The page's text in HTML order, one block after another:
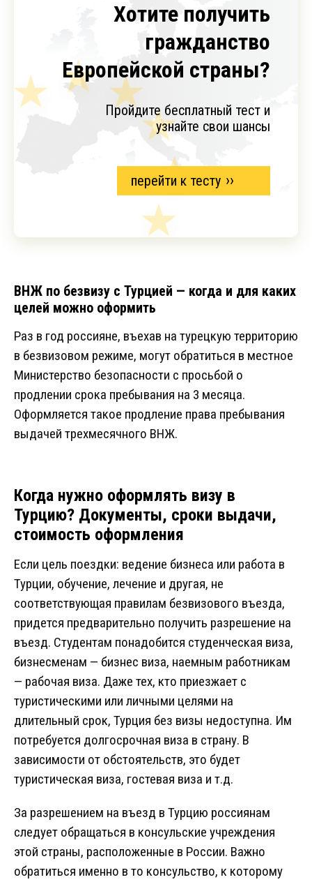
Хотите получить
гражданство
Европейской страны?
Пройдите бесплатный тест и
узнайте свои шансы
перейти к тесту
ВНЖ по безвизу с Турцией — когда и для каких
целей можно оформить
Раз в год россияне, въехав на турецкую территорию
в безвизовом режиме, могут обратиться в местное
Министерство безопасности с просьбой о
продлении срока пребывания на 3 месяца.
Оформляется такое продление права пребывания
выдачей трехмесячного ВНЖ.
Когда нужно оформлять визу в
Турцию? Документы, сроки выдачи,
стоимость оформления
Если цель поездки: ведение бизнеса или работа в
Турции, обучение, лечение и другая, не
соответствующая правилам безвизового въезда,
придется предварительно получить разрешение на
въезд. Студентам понадобится студенческая виза,
бизнесменам — бизнес виза, наемным работникам
— рабочая виза. Даже тех, кто приезжает с
туристическими или личными целями на
длительный срок, Турция без визы недоступна. Им
потребуется долгосрочная виза в страну. В
зависимости от обстоятельств, это будет
туристическая виза, гостевая виза и т.д.
За разрешением на въезд в Турцию россиянам
следует обращаться в консульские учреждения
этой страны, расположенные в России. Важно
обратиться именно в то консульство, к которому